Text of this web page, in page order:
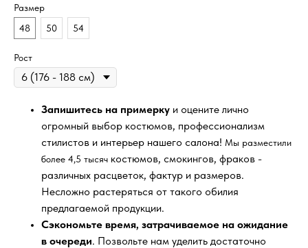
Размер
48
50 54
Рост
Запишитесь на примерку и оцените лично
огромный выбор костюмов, профессионализм
стилистов и интерьер нашего салона! Мы разместили
более 4,5 тысяч костюмов, смокингов, фраков -
различных расцветок, фактур и размеров.
Несложно растеряться от такого обилия
предлагаемой продукции.
Сэкономьте время, затрачиваемое на ожидание
в очереди. Позвольте нам уделить достаточно